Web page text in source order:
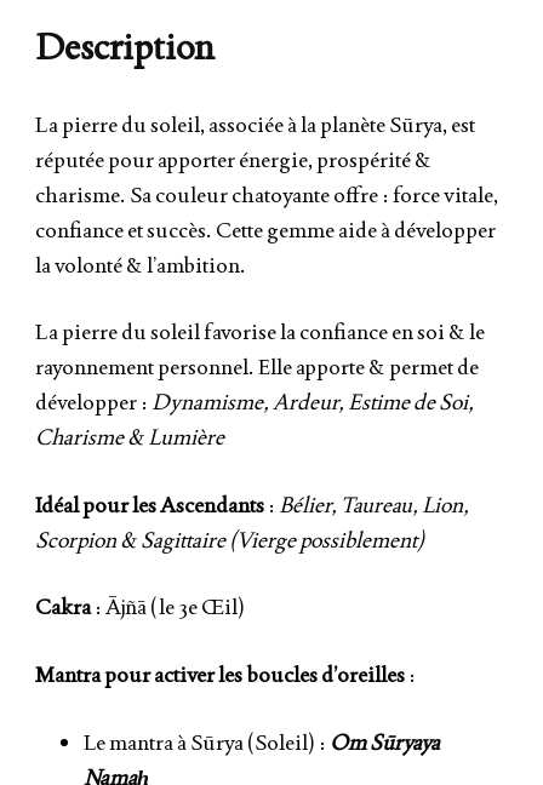
Description
La pierre du soleil, associée à la planète Sūrya, est
réputée pour apporter énergie, prospérité &
charisme. Sa couleur chatoyante offre : force vitale,
confiance et succès. Cette gemme aide à développer
la volonté & l’ambition.
La pierre du soleil favorise la confiance en soi & le
rayonnement personnel. Elle apporte & permet de
développer : Dynamisme, Ardeur, Estime de Soi,
Charisme & Lumière
Idéal pour les Ascendants : Bélier, Taureau, Lion,
Scorpion & Sagittaire (Vierge possiblement)
Cakra: Ājñā (le 3e Œil)
Mantra pour activer les boucles d’oreilles :
Le mantra à Sūrya (Soleil) : Om Sūryaya
Namaḥ